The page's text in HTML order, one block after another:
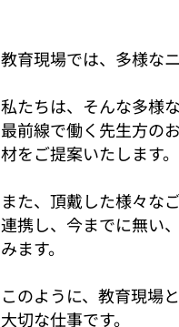
教育現場では、多様な
私たちは、そんな多様
最前線で働く先生方の
材をご提案いたします。
また、頂戴した様々な
連携し、今までに無い
みます。
このように、教育現場
大切な仕事です。